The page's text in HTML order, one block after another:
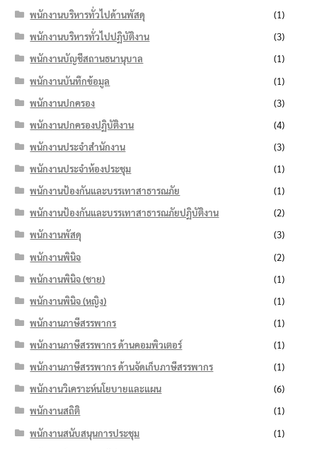
พนักงานบริหารทั่วไปด้านพัสดุ
(1)
พนักงานบริหารทั่วไปปฏิบัติงาน
(3)
พนักงานบัญชีสถานธนานุบาล
(1)
พนักงานบันทึกข้อมูล
(1)
พนักงานปกครอง
(3)
พนักงานปกครองปฏิบัติงาน
(4)
พนักงานประจำสำนักงาน
(3)
พนักงานประจำห้องประชุม
(1)
พนักงานป้องกันและบรรเทาสาธารณภัย
(1)
พนักงานป้องกันและบรรเทาสาธารณภัยปฏิบัติงาน
(2)
พนักงานพัสดุ
(3)
พนักงานพินิจ
(2)
พนักงานพินิจ (ชาย)
(1)
พนักงานพินิจ (หญิง)
(1)
พนักงานภาษีสรรพากร
(1)
พนักงานภาษีสรรพากร ด้านคอมพิวเตอร์
(1)
พนักงานภาษีสรรพากร ด้านจัดเก็บภาษีสรรพากร
(1)
พนักงานวิเคราะห์นโยบายและแผน
(6)
พนักงานสถิติ
(1)
พนักงานสนับสนุนการประชุม
(1)